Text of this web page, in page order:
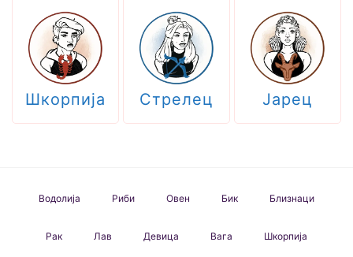
Шкорпија Стрелец Јарец
Водолија Риби Овен Бик Близнаци
Рак Лав Девица Вага Шкорпија